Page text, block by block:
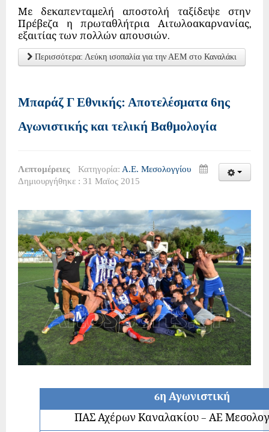
Με δεκαπενταμελή αποστολή ταξίδεψε στην
Πρέβεζα η πρωταθλήτρια Αιτωλοακαρνανίας,
εξαιτίας των πολλών απουσιών.
Περισσότερα: Λεύκη ισοπαλία για την ΑΕΜ στο Καναλάκι
Μπαράζ Γ Εθνικής: Αποτελέσματα 6ης
Αγωνιστικής και τελική Βαθμολογία
Λεπτομέρειες Κατηγορία: Α.Ε. Μεσολογγίου
Δημιουργήθηκε : 31 Μαϊος 2015
6η Αγωνιστική
ΠΑΣ Αχέρων Καναλακίου – ΑΕ